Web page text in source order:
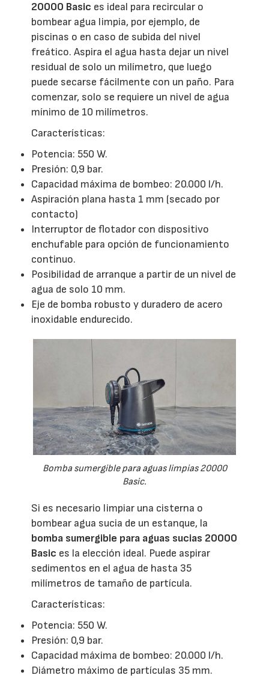
20000 Basic es ideal para recircular o
bombear agua limpia, por ejemplo, de
piscinas o en caso de subida del nivel
freático. Aspira el agua hasta dejar un nivel
residual de solo un milímetro, que luego
puede secarse fácilmente con un paño. Para
comenzar, solo se requiere un nivel de agua
mínimo de 10 milímetros.
Características:
Potencia: 550 W.
Presión: 0,9 bar.
Capacidad máxima de bombeo: 20.000 l/h.
Aspiración plana hasta 1 mm (secado por
contacto)
Interruptor de flotador con dispositivo
enchufable para opción de funcionamiento
continuo.
Posibilidad de arranque a partir de un nivel de
agua de solo 10 mm.
Eje de bomba robusto y duradero de acero
inoxidable endurecido.
Bomba sumergible para aguas limpias 20000
Basic.
Si es necesario limpiar una cisterna o
bombear agua sucia de un estanque, la
bomba sumergible para aguas sucias 20000
Basic es la elección ideal. Puede aspirar
sedimentos en el agua de hasta 35
milímetros de tamaño de partícula.
Características:
Potencia: 550 W.
Presión: 0,9 bar.
Capacidad máxima de bombeo: 20.000 l/h.
Diámetro máximo de partículas 35 mm.